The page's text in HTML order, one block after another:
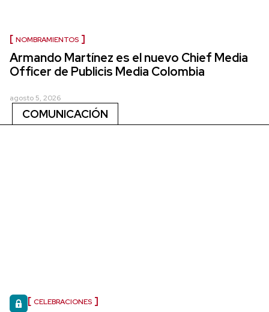
NOMBRAMIENTOS
Armando Martínez es el nuevo Chief Media
Officer de Publicis Media Colombia
agosto 5, 2026
COMUNICACIÓN
CELEBRACIONES